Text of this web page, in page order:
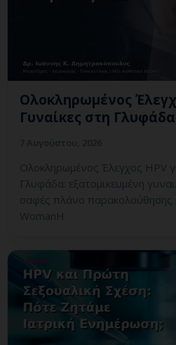
Ολοκληρωμένος
Γυναίκες στη Γλυφάδα
Ολοκληρωμένος Έλεγχος HPV
Γλυφάδα: εξατομικευμένη
σαφές πλάνο παρακολούθησης
WomanH